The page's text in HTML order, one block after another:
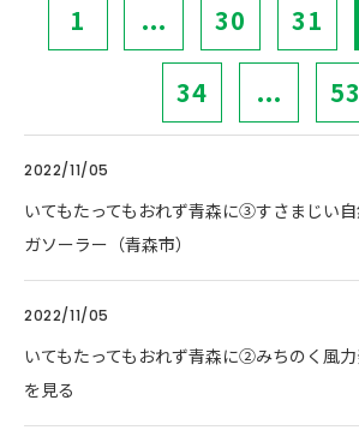
1 ... 30 31
34 ... 53
2022/11/05
いてもたってもおれず青森に③すさまじい
ガソーラー（青森市）
2022/11/05
いてもたってもおれず青森に②みちのく風
を見る